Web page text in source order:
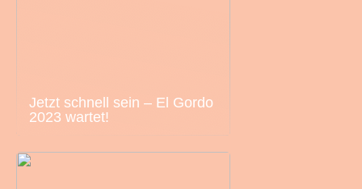
Jetzt schnell sein – El Gordo
2023 wartet!